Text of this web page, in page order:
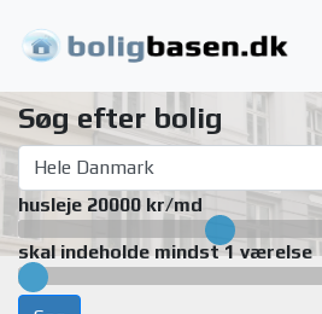
Søg efter bolig
husleje 20000 kr/md
skal indeholde mindst 1 værelse